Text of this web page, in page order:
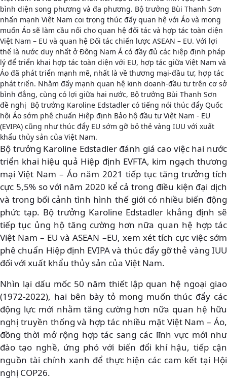
bình diện song phương và đa phương. Bộ trưởng Bùi Thanh Sơn
nhấn mạnh Việt Nam coi trọng thúc đẩy quan hệ với Áo và mong
muốn Áo sẽ làm cầu nối cho quan hệ đối tác và hợp tác toàn diện
Việt Nam – EU và quan hệ Đối tác chiến lược ASEAN – EU. Với lợi
thế là nước duy nhất ở Đông Nam Á có đầy đủ các hiệp định pháp
lý để triển khai hợp tác toàn diện với EU, hợp tác giữa Việt Nam và
Áo đã phát triển mạnh mẽ, nhất là về thương mại-đầu tư, hợp tác
phát triển. Nhằm đẩy mạnh quan hệ kinh doanh-đầu tư trên cơ sở
bình đẳng, cùng có lợi giữa hai nước, Bộ trưởng Bùi Thanh Sơn
đề nghị Bộ trưởng Karoline Edstadler có tiếng nói thúc đẩy Quốc
hội Áo sớm phê chuẩn Hiệp định Bảo hộ đầu tư Việt Nam - EU
(EVIPA) cũng như thúc đẩy EU sớm gỡ bỏ thẻ vàng IUU với xuất
khẩu thủy sản của Việt Nam.
Bộ trưởng Karoline Edstadler đánh giá cao việc hai nước
triển khai hiệu quả Hiệp định EVFTA, kim ngạch thương
mại Việt Nam – Áo năm 2021 tiếp tục tăng trưởng tích
cực 5,5% so với năm 2020 kể cả trong điều kiện đại dịch
và trong bối cảnh tình hình thế giới có nhiều biến động
phức tạp. Bộ trưởng Karoline Edstadler khẳng định sẽ
tiếp tục ủng hộ tăng cường hơn nữa quan hệ hợp tác
Việt Nam – EU và ASEAN –EU, xem xét tích cực việc sớm
phê chuẩn Hiệp định EVIPA và thúc đẩy gỡ thẻ vàng IUU
đối với xuất khẩu thủy sản của Việt Nam.
Nhìn lại dấu mốc 50 năm thiết lập quan hệ ngoại giao
(1972-2022), hai bên bày tỏ mong muốn thúc đẩy các
động lực mới nhằm tăng cường hơn nữa quan hệ hữu
nghị truyền thống và hợp tác nhiều mặt Việt Nam – Áo,
đồng thời mở rộng hợp tác sang các lĩnh vực mới như
đào tạo nghề, ứng phó với biến đổi khí hậu, tiếp cận
nguồn tài chính xanh để thực hiện các cam kết tại Hội
nghị COP26.